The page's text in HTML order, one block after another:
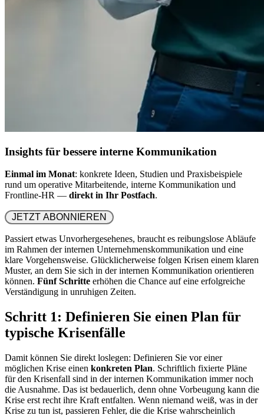
Insights für bessere interne Kommunikation
Einmal im Monat: konkrete Ideen, Studien und Praxisbeispiele
rund um operative Mitarbeitende, interne Kommunikation und
Frontline-HR — direkt in Ihr Postfach.
Passiert etwas Unvorhergesehenes, braucht es reibungslose Abläufe
im Rahmen der internen Unternehmenskommunikation und eine
klare Vorgehensweise. Glücklicherweise folgen Krisen einem klaren
Muster, an dem Sie sich in der internen Kommunikation orientieren
können. Fünf Schritte erhöhen die Chance auf eine erfolgreiche
Verständigung in unruhigen Zeiten.
Schritt 1: Definieren Sie einen Plan für
typische Krisenfälle
Damit können Sie direkt loslegen: Definieren Sie vor einer
möglichen Krise einen konkreten Plan. Schriftlich fixierte Pläne
für den Krisenfall sind in der internen Kommunikation immer noch
die Ausnahme. Das ist bedauerlich, denn ohne Vorbeugung kann die
Krise erst recht ihre Kraft entfalten. Wenn niemand weiß, was in der
Krise zu tun ist, passieren Fehler, die die Krise wahrscheinlich